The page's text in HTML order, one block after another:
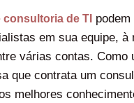
de TI
em sua equipe, à
várias contas. Como
que contrata um
melhores